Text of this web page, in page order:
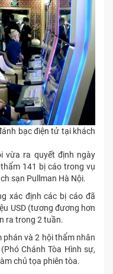
bạc điện tử tại khách
vừa ra quyết định ngày
141 bị cáo trong vụ
sạn Pullman Hà Nội.
xác định các bị cáo đã
USD (tương đương hơn
ra trong 2 tuần.
phán và 2 hội thẩm nhân
Chánh Tòa Hình sự,
chủ tọa phiên tòa.